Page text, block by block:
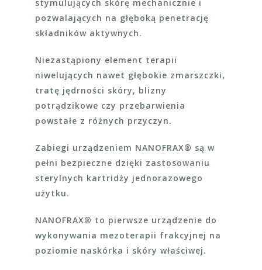
stymulujących skórę mechanicznie i
pozwalających na głęboką penetrację
składników aktywnych.
Niezastąpiony element terapii
niwelujących nawet głębokie zmarszczki,
tratę jędrności skóry, blizny
potrądzikowe czy przebarwienia
powstałe z różnych przyczyn.
Zabiegi urządzeniem NANOFRAX® są w
pełni bezpieczne dzięki zastosowaniu
sterylnych kartridży jednorazowego
użytku.
NANOFRAX® to pierwsze urządzenie do
wykonywania mezoterapii frakcyjnej na
poziomie naskórka i skóry właściwej.